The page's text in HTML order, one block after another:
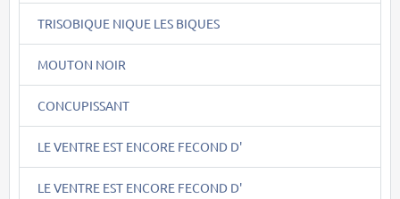
TRISOBIQUE NIQUE LES BIQUES
MOUTON NOIR
CONCUPISSANT
LE VENTRE EST ENCORE FECOND D'
LE VENTRE EST ENCORE FECOND D'